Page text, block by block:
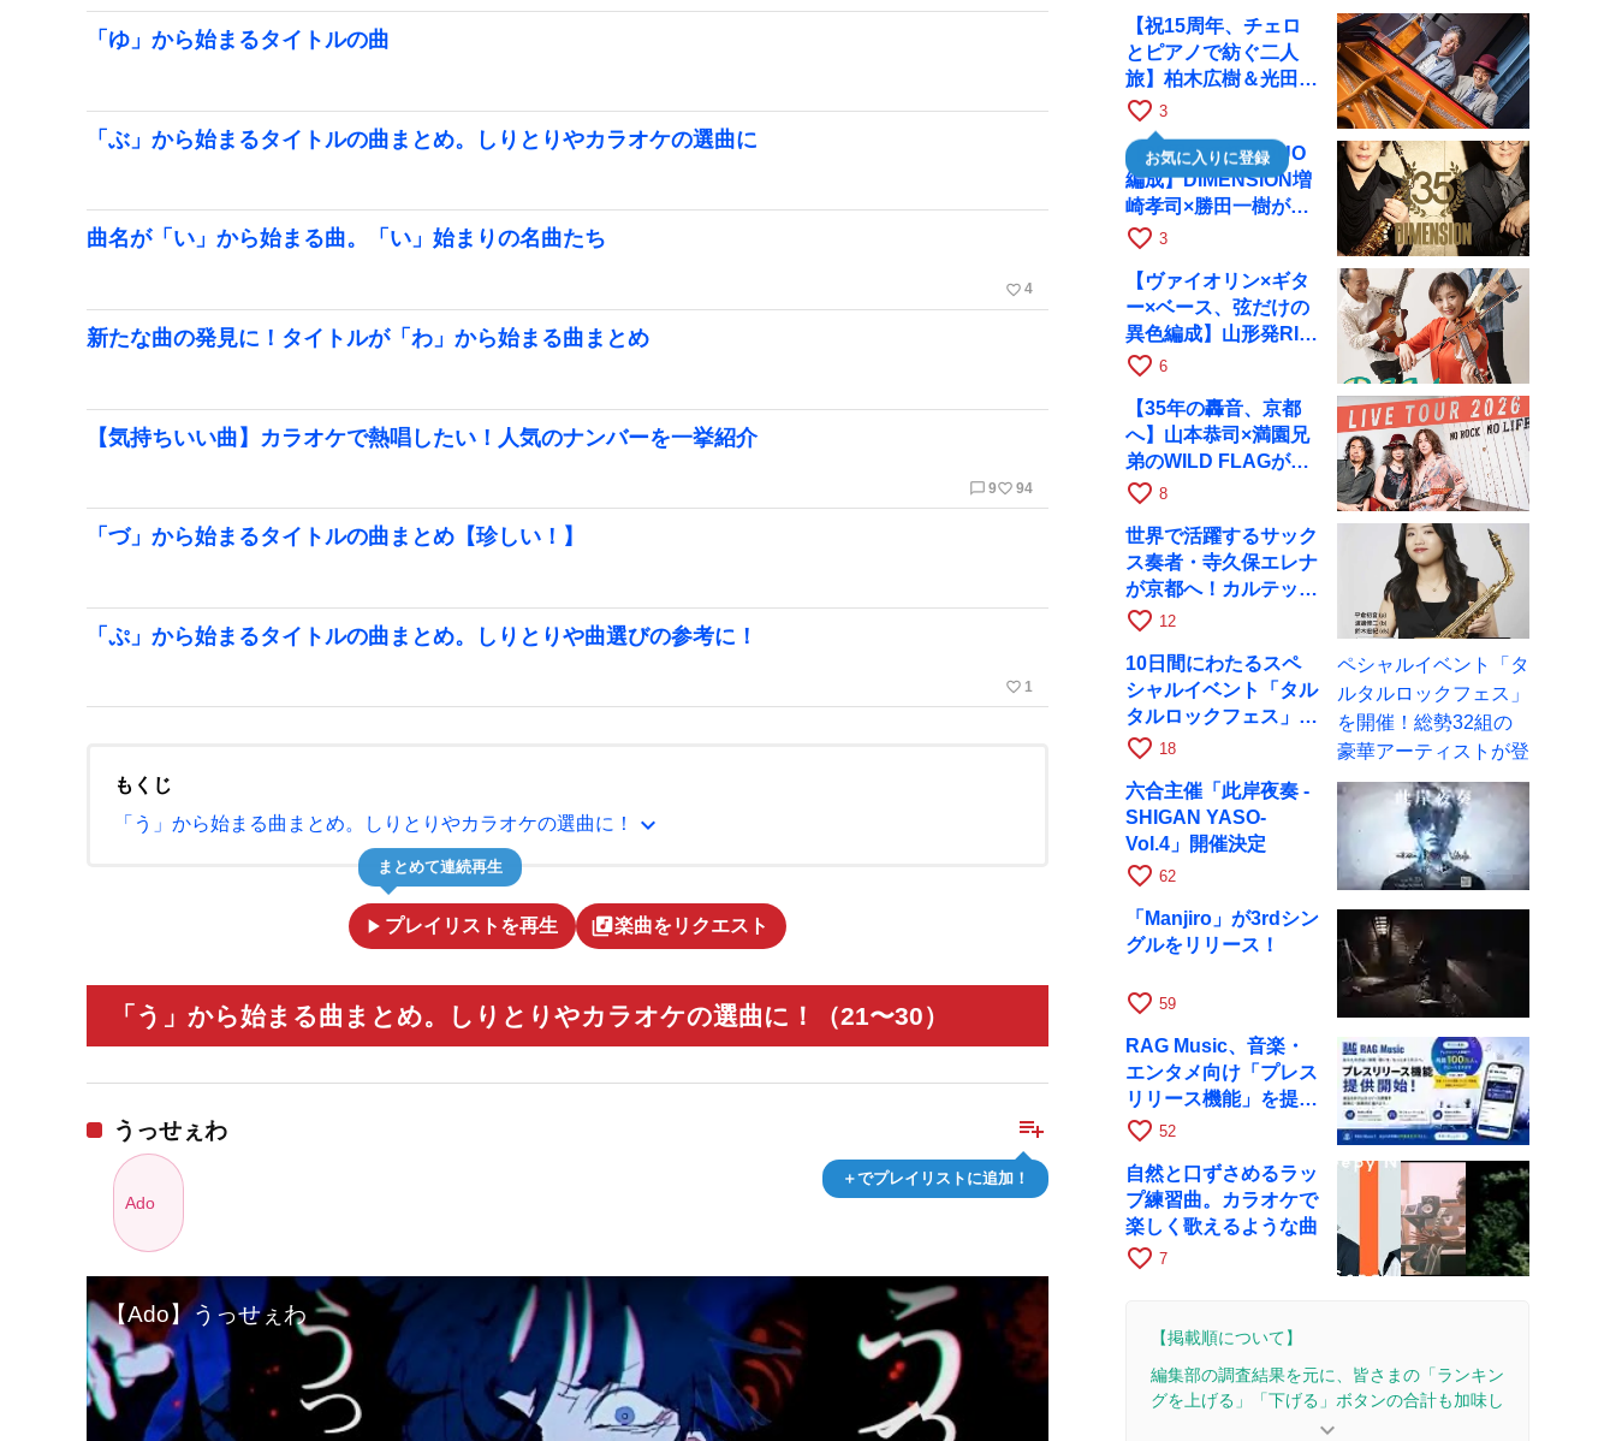
「ゆ」から始まるタイトルの曲
「ぶ」から始まるタイトルの曲まとめ。しりとりやカラオケの選曲に
曲名が「い」から始まる曲。「い」始まりの名曲たち
favorite_border 4
新たな曲の発見に！タイトルが「わ」から始まる曲まとめ
【気持ちいい曲】カラオケで熱唱したい！人気のナンバーを一挙紹介
chat_bubble_outline 9favorite_border 94
「づ」から始まるタイトルの曲まとめ【珍しい！】
「ぷ」から始まるタイトルの曲まとめ。しりとりや曲選びの参考に！
favorite_border 1
もくじ
「う」から始まる曲まとめ。しりとりやカラオケの選曲に！
expand_more
play_arrow プレイリストを再生
まとめて連続再生
library_music楽曲をリクエスト
「う」から始まる曲まとめ。しりとりやカラオケの選曲に！（21〜30）
playlist_add
＋でプレイリストに追加！
うっせぇわ
Ado
【Ado】うっせぇわ
【祝15周年、チェロ
とピアノで紡ぐ二人
旅】柏木広樹＆光田健
一が11月12日に京都
RAGへ
favorite_border 3
お気に入りに登録
【35周年で初のDUO
編成】DIMENSION増
崎孝司×勝田一樹が10
月11日に京都RAGへ
favorite_border 3
【ヴァイオリン×ギタ
ー×ベース、弦だけの
異色編成】山形発RIM
が初全国ツアーで8月
favorite_border 6
【35年の轟音、京都
へ】山本恭司×満園兄
弟のWILD FLAGが8
月6日にRAGでライブ
favorite_border 8
世界で活躍するサック
ス奏者・寺久保エレナ
が京都へ！カルテッ
ト・ツアー京都公演を
favorite_border 12
10日間にわたるスペ
シャルイベント「タル
タルロックフェス」を
開催！総勢32組の豪
favorite_border 18
六合主催「此岸夜奏 -
SHIGAN YASO-
Vol.4」開催決定
favorite_border 62
「Manjiro」が3rdシン
グルをリリース！
favorite_border 59
RAG Music、音楽・
エンタメ向け「プレス
リリース機能」を提供
開始
favorite_border 52
自然と口ずさめるラッ
プ練習曲。カラオケで
楽しく歌えるような曲
favorite_border 7
【掲載順について】
編集部の調査結果を元に、皆さまの「ランキン
グを上げる」「下げる」ボタンの合計も加味し
keyboard_arrow_down